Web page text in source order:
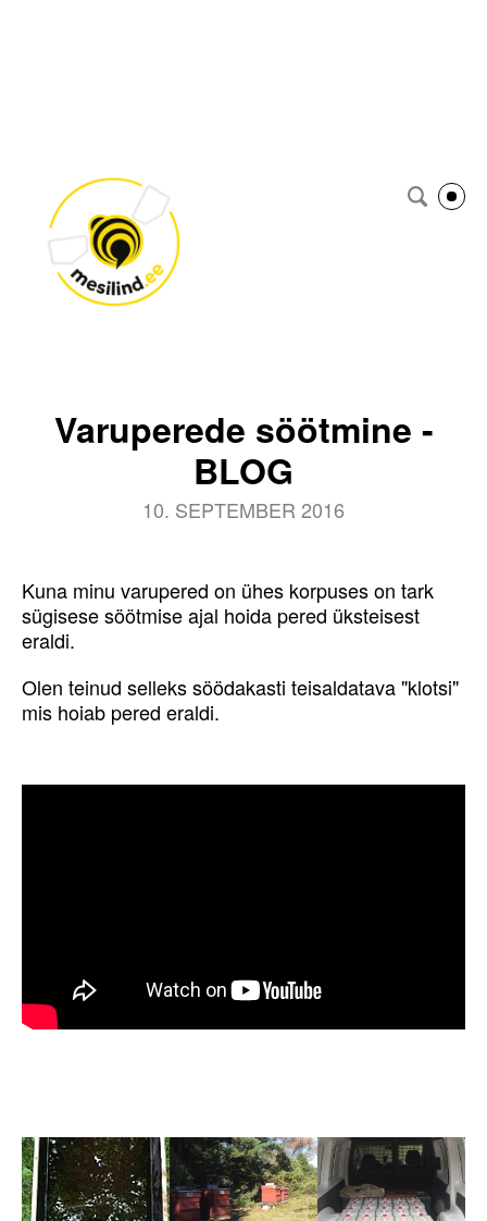
Varuperede söötmine -
BLOG
10. SEPTEMBER 2016
Kuna minu varupered on ühes korpuses on tark
sügisese söötmise ajal hoida pered üksteisest
eraldi.
Olen teinud selleks söödakasti teisaldatava "klotsi"
mis hoiab pered eraldi.